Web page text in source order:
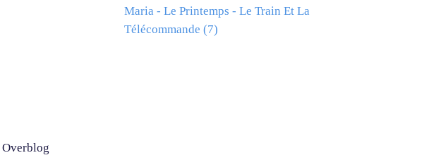
Maria - Le Printemps - Le Train Et La
Télécommande (7)
Overblog